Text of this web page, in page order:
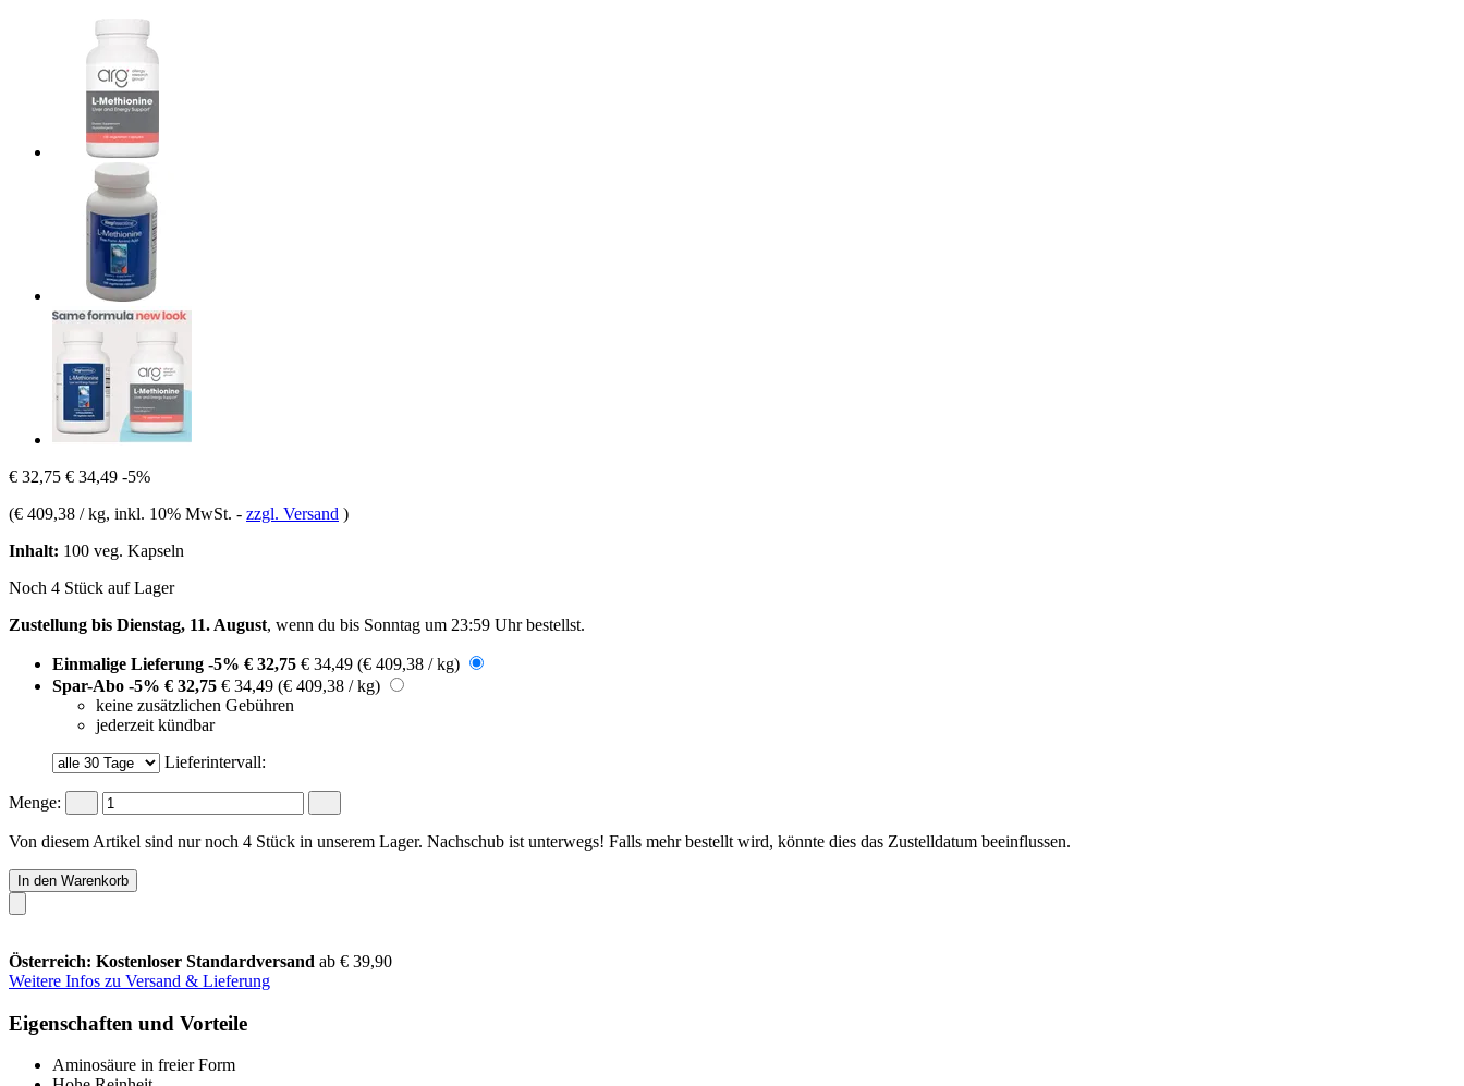
€ 32,75 € 34,49 -5%
(€ 409,38 / kg, inkl. 10% MwSt. - zzgl. Versand )
Inhalt: 100 veg. Kapseln
Noch 4 Stück auf Lager
Zustellung bis Dienstag, 11. August, wenn du bis Sonntag um 23:59 Uhrbestellst.
Einmalige Lieferung -5% € 32,75 € 34,49 (€ 409,38 / kg)
Spar-Abo -5% € 32,75 € 34,49 (€ 409,38 / kg)
keine zusätzlichen Gebühren
jederzeit kündbar
Lieferintervall:
Menge:
Von diesem Artikel sind nur noch 4 Stück in unserem Lager. Nachschub ist unterwegs! Falls mehr bestellt wird, könnte dies das Zustelldatum beeinflussen.
In den Warenkorb
Österreich: Kostenloser Standardversand ab € 39,90
Weitere Infos zu Versand & Lieferung
Eigenschaften und Vorteile
Aminosäure in freier Form